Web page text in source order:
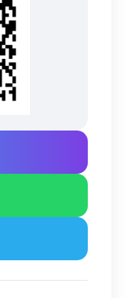
трубы
гр. Элит